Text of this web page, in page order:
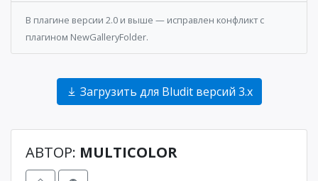
В плагине версии 2.0 и выше — исправлен конфликт с
плагином NewGalleryFolder.
Загрузить для Bludit версий 3.x
АВТОР: MULTICOLOR